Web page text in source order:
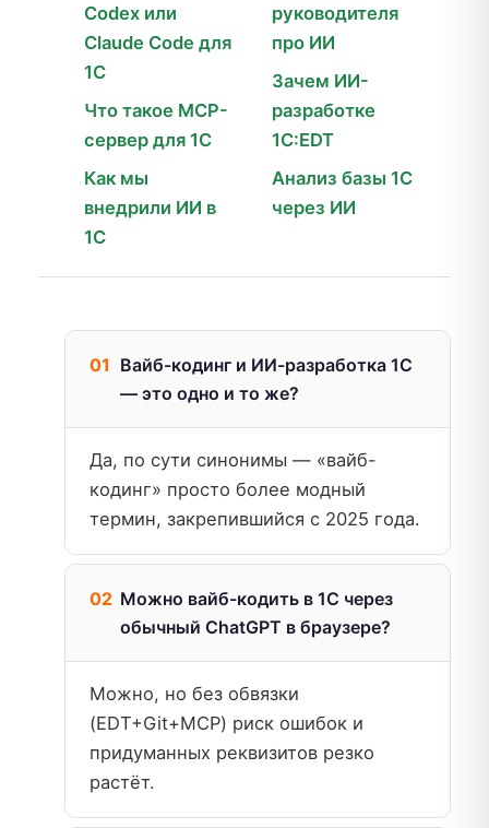
Codex или
Claude Code для
1С
Что такое MCP-
сервер для 1С
Как мы
внедрили ИИ в
1С
руководителя
про ИИ
Зачем ИИ-
разработке
1С:EDT
Анализ базы 1С
через ИИ
Вайб-кодинг и ИИ-разработка 1С
— это одно и то же?
Да, по сути синонимы — «вайб-
кодинг» просто более модный
термин, закрепившийся с 2025 года.
Можно вайб-кодить в 1С через
обычный ChatGPT в браузере?
Можно, но без обвязки
(EDT+Git+MCP) риск ошибок и
придуманных реквизитов резко
растёт.